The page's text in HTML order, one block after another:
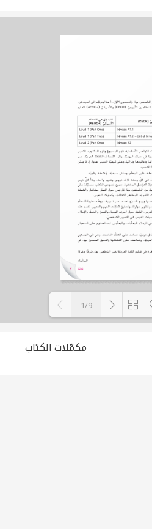
1/9
مكمّلات الكتاب